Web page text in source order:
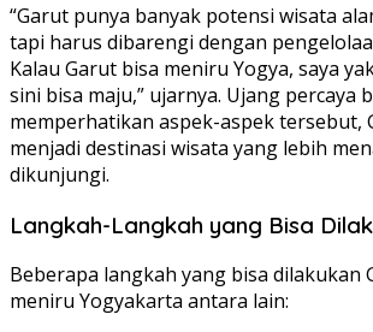
“Garut punya banyak potensi wisata
tapi harus dibarengi dengan
Kalau Garut bisa meniru Yogya, saya
sini bisa maju,” ujarnya. Ujang percaya
memperhatikan aspek-aspek tersebut,
menjadi destinasi wisata yang lebih
dikunjungi.
Langkah-Langkah yang Bisa
Beberapa langkah yang bisa dilakukan
meniru Yogyakarta antara lain: